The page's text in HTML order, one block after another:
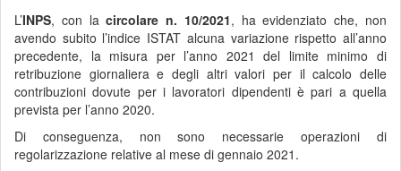
L’INPS, con lacircolare n. 10/2021, ha evidenziato che, non
avendo subito l’indice ISTAT alcuna variazione rispetto all’anno
precedente, la misura per l’anno 2021 del limite minimo di
retribuzione giornaliera e degli altri valori per il calcolo delle
contribuzioni dovute per i lavoratori dipendenti è pari a quella
prevista per l’anno 2020.
Di conseguenza, non sono necessarie operazioni di
regolarizzazione relative al mese di gennaio 2021.